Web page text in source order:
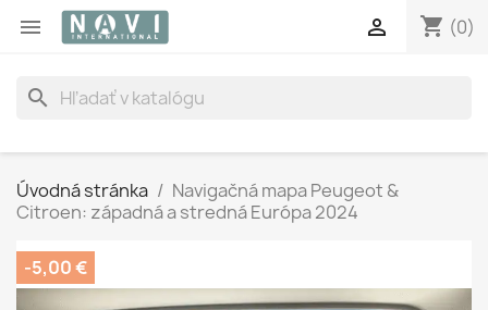
 shopping_cart (0)

search
Úvodná stránka
Navigačná mapa Peugeot &
Citroen: západná a stredná Európa 2024
-5,00 €